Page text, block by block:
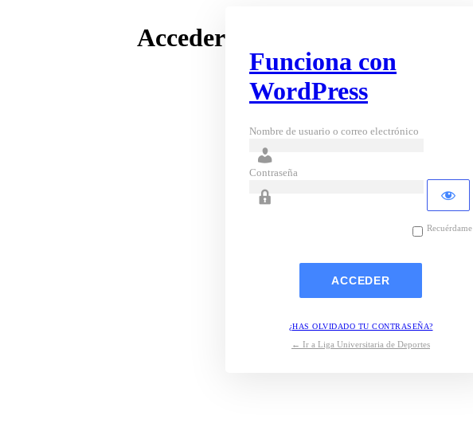
Acceder
Funciona con
WordPress
Nombre de usuario o correo electrónico
Contraseña
Recuérdame
¿HAS OLVIDADO TU CONTRASEÑA?
← Ir a Liga Universitaria de Deportes